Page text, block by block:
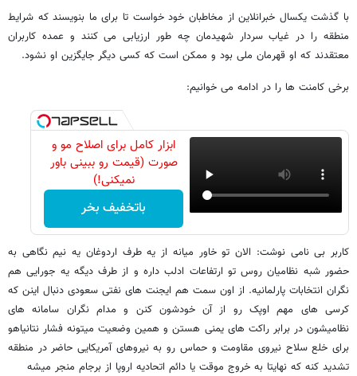
با گذشت یکسال خبرانلاین از مخاطبان خود خواست تا برای ما بنویسند که شرایط
منطقه را در غیاب سردار شهیدمان چه طور ارزیابی می کنند و عمده کاربران
معتقدند که او قهرمان ملی بود و ممکن است که کسی دیگر جایگزین او نشود.
برخی کامنت ها را در ادامه می خوانیم:
ابزار کامل برای اصلاح مو و
صورت (قیمت رو ببینی باور
نمیکنی!)
باتخفیف بخر
کاربر بی نامی نوشت: الان تو خاور میانه از یه طرف اردوغان یه نیم نگاهی به
حضور شبه نظامیان روس تو ارتفاعات ادلب داره و از طرف دیگه یه جورایی هم
نگران انتخابات پارلمانیه. از اون سمت هم ایجنت های نفتی سعودی دنبال اینن که
کرسی های مهم اوپک رو از آن خودشون کنن و مدام نگران سامانه های
نظامیشون در برابر راکت های یمنی هستن و همین وضعیت میتونه فشار نتانیاهو
برای خلع سلاح نیروی مقاومت و حماس رو به نیروهای آمریکایی حاضر در منطقه
تشدید کنه که نهایتا به خروج موقت یا دائم اتحادیه اروپا از برجام منجر میشه